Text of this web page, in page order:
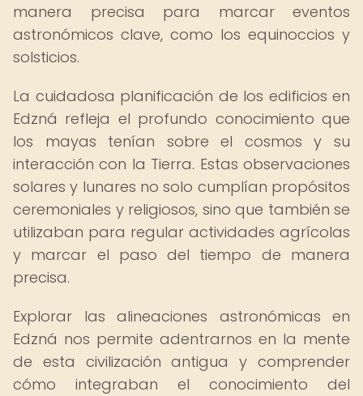
manera precisa para marcar eventos
astronómicos clave, como los equinoccios y
solsticios.
La cuidadosa planificación de los edificios en
Edzná refleja el profundo conocimiento que
los mayas tenían sobre el cosmos y su
interacción con la Tierra. Estas observaciones
solares y lunares no solo cumplían propósitos
ceremoniales y religiosos, sino que también se
utilizaban para regular actividades agrícolas
y marcar el paso del tiempo de manera
precisa.
Explorar las alineaciones astronómicas en
Edzná nos permite adentrarnos en la mente
de esta civilización antigua y comprender
cómo integraban el conocimiento del